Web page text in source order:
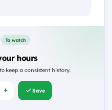
To watch
hours
keep a consistent history.
Save